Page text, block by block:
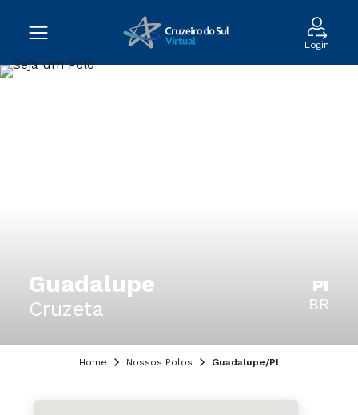
Login
Guadalupe
Cruzeta
PI
BR
Home Nossos Polos Guadalupe/PI